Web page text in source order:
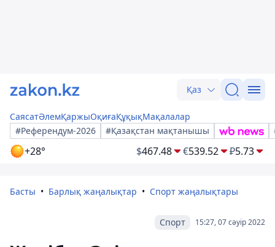
Қаз
СаясатӘлемҚаржыОқиғаҚұқықМақалалар
#Референдум-2026
#Қазақстан мақтанышы
+28° $467.48 €539.52 ₽5.73
Басты Барлық жаңалықтар Спорт жаңалықтары
15:27, 07 сәуір 2022
Спорт